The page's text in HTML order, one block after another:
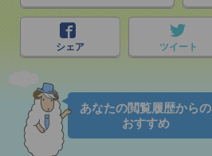
シェア ツイート
あなたの閲覧履歴からの
おすすめ